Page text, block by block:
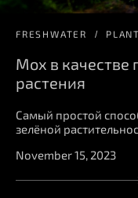
FRESHWATER PLANT
Мох в качестве
растения
Самый простой
зелёной
November 15, 2023